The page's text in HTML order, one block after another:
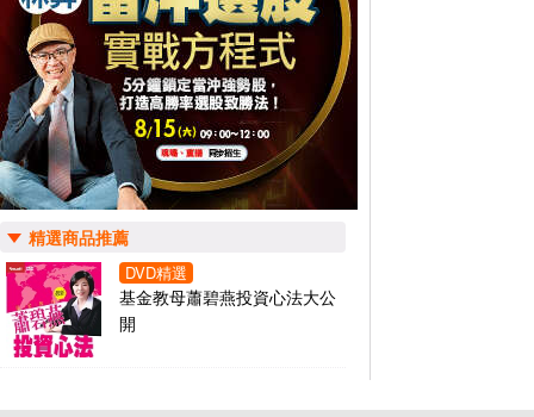
精選商品推薦
DVD精選
基金教母蕭碧燕投資心法大公
開